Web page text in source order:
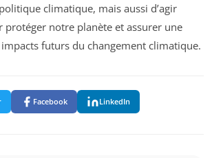
climatique, mais aussi d’agir
protéger notre planète et assurer une
futurs du changement climatique.
Facebook LinkedIn